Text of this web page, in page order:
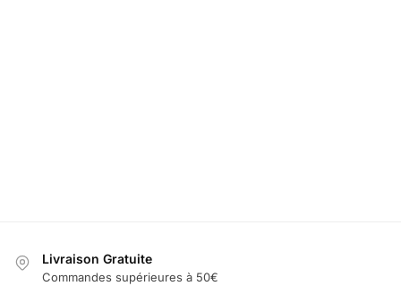
Livraison Gratuite
Commandes supérieures à 50€